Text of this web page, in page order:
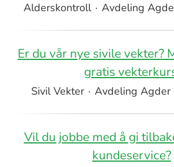
Alderskontroll · Avdeling
Er du vår nye sivile vekter?
gratis
Sivil Vekter · Avdeling Agder
Vil du jobbe med å gi
kundeservice?